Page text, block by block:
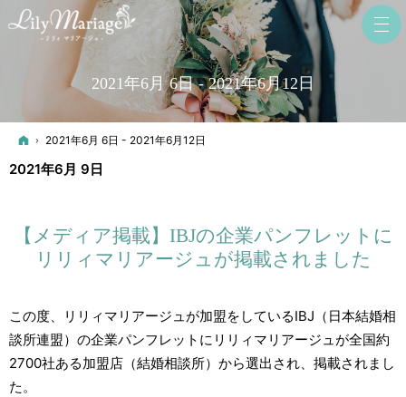
2021年6月 6日 - 2021年6月12日
ホーム
2021年6月 6日 - 2021年6月12日
2021年6月 9日
【メディア掲載】IBJの企業パンフレットに
リリィマリアージュが掲載されました
この度、リリィマリアージュが加盟をしているIBJ（日本結婚相
談所連盟）の企業パンフレットにリリィマリアージュが全国約
2700社ある加盟店（結婚相談所）から選出され、掲載されまし
た。